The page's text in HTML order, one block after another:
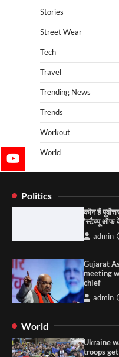
Stories
Street Wear
Tech
Travel
Trending News
Trends
Workout
World
Politics
कौन हैं
‘स्टैच्यू ऑफ
admin
Gujarat
meeting
chief
admin
World
Ukraine
troops get